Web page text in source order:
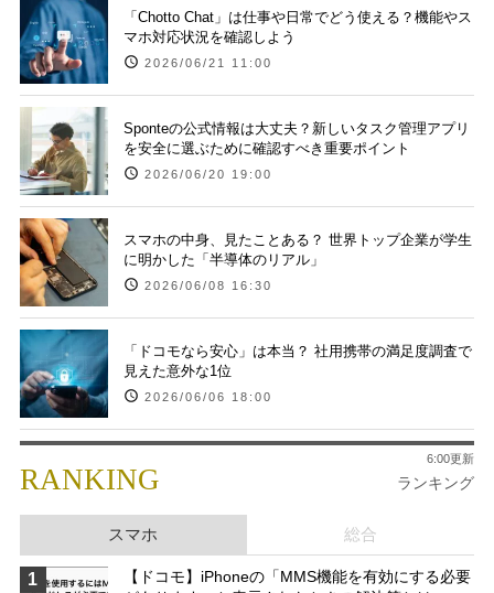
「Chotto Chat」は仕事や日常でどう使える？機能やス
マホ対応状況を確認しよう
2026/06/21 11:00
Sponteの公式情報は大丈夫？新しいタスク管理アプリ
を安全に選ぶために確認すべき重要ポイント
2026/06/20 19:00
スマホの中身、見たことある？ 世界トップ企業が学生
に明かした「半導体のリアル」
2026/06/08 16:30
「ドコモなら安心」は本当？ 社用携帯の満足度調査で
見えた意外な1位
2026/06/06 18:00
RANKING ランキング
6:00更新
スマホ 総合
1
【ドコモ】iPhoneの「MMS機能を有効にする必要